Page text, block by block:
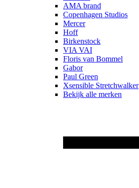
AMA brand
Copenhagen Studios
Mercer
Hoff
Birkenstock
VIA VAI
Floris van Bommel
Gabor
Paul Green
Xsensible Stretchwalker
Bekijk alle merken